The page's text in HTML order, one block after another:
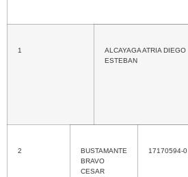
1
ALCAYAGA ATRIA DIEGO
ESTEBAN
2
BUSTAMANTE
BRAVO
CESAR
17170594-0